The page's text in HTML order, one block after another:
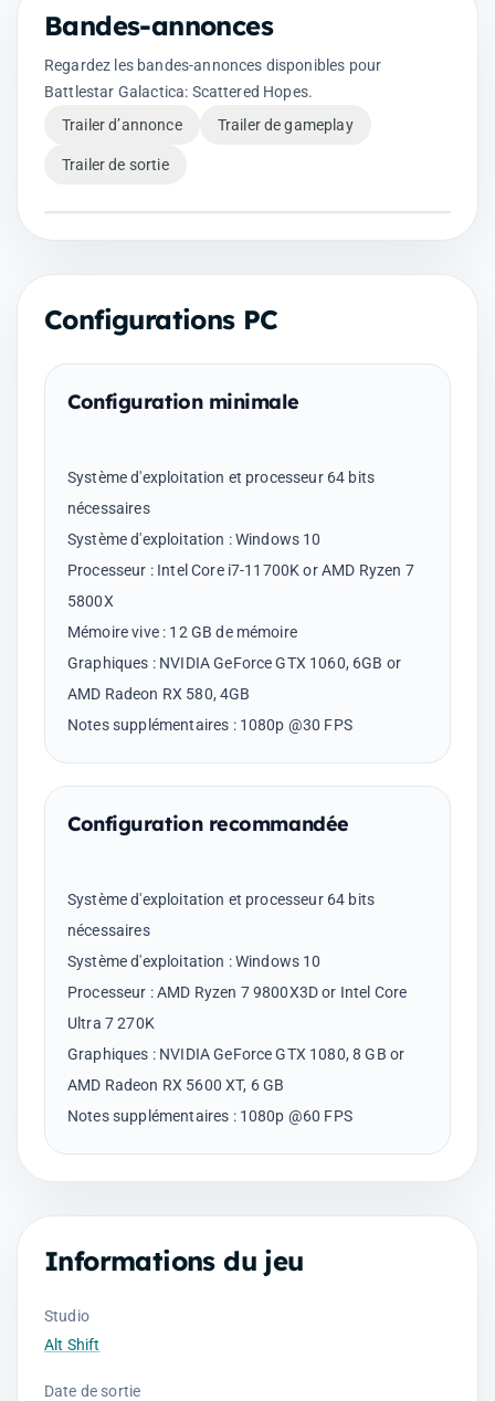
Bandes-annonces
Regardez les bandes-annonces disponibles pour
Battlestar Galactica: Scattered Hopes.
Trailer d’annonce
Trailer de gameplay
Trailer de sortie
Configurations PC
Configuration minimale
Système d'exploitation et processeur 64 bits
nécessaires
Système d'exploitation : Windows 10
Processeur : Intel Core i7-11700K or AMD Ryzen 7
5800X
Mémoire vive : 12 GB de mémoire
Graphiques : NVIDIA GeForce GTX 1060, 6GB or
AMD Radeon RX 580, 4GB
Notes supplémentaires : 1080p @30 FPS
Configuration recommandée
Système d'exploitation et processeur 64 bits
nécessaires
Système d'exploitation : Windows 10
Processeur : AMD Ryzen 7 9800X3D or Intel Core
Ultra 7 270K
Graphiques : NVIDIA GeForce GTX 1080, 8 GB or
AMD Radeon RX 5600 XT, 6 GB
Notes supplémentaires : 1080p @60 FPS
Informations du jeu
Studio
Alt Shift
Date de sortie